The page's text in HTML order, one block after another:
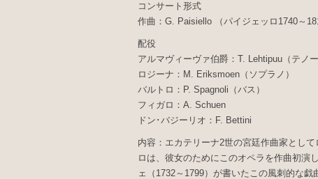
コンサート形式
作曲：G. Paisiello （パイジェッロ1740～
配役
アルマヴィーヴァ伯爵：T. Lehtipuu（テノー
ロジーナ：M. Eriksmoen（ソプラノ）
バルトロ：P. Spagnoli（バス）
フィガロ：A. Schuen
ドン･バジーリオ：F. Bettini
内容：エカテリーナ2世の宮廷作曲家とし
ロは、彼女のためにこのオペラを作曲初演
ェ（1732～1799）が書いたこの風刺的な